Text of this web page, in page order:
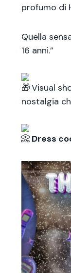
profumo di
Quella
16 anni.”
Visual
nostalgia
Dress